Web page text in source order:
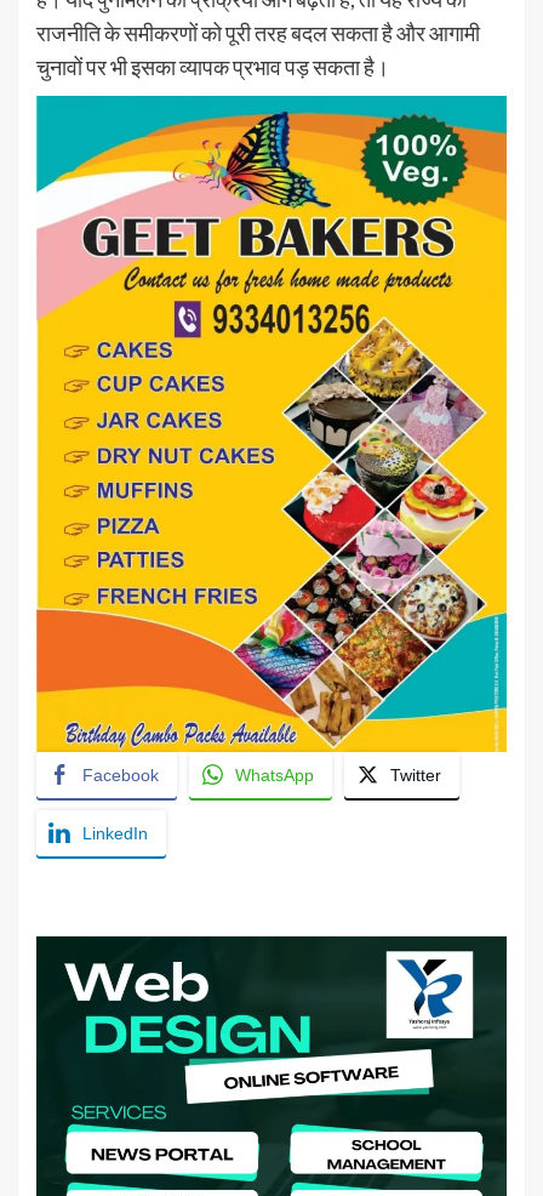
राजनीति के समीकरणों को पूरी तरह बदल सकता है और आगामी
चुनावों पर भी इसका व्यापक प्रभाव पड़ सकता है।
Facebook WhatsApp Twitter
LinkedIn